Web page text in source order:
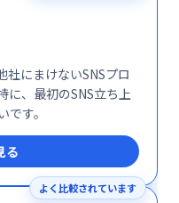
社にまけないSNSプロ
に、最初のSNS立ち上
す。
る
よく比較されています